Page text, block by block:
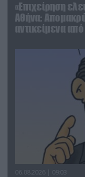
«Επιχείρηση
Αθήνα:
αντικείμενα
06.08.2026 | 09:03